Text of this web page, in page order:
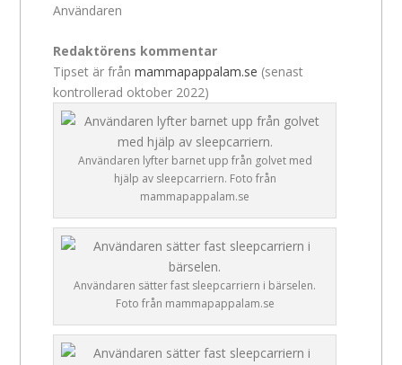
Användaren
Redaktörens kommentar
Tipset är frånmammapappalam.se (senast
kontrollerad oktober 2022)
Användaren lyfter barnet upp från golvet med
hjälp av sleepcarriern. Foto från
mammapappalam.se
Användaren sätter fast sleepcarriern i bärselen.
Foto från mammapappalam.se